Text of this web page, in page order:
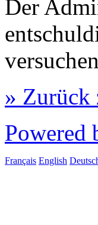
Der
» Zurück
Powered
Français English